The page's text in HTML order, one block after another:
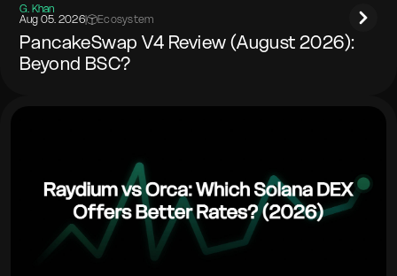
G. Khan
Aug 05. 2026| Ecosystem
PancakeSwap V4 Review (August 2026):
Beyond BSC?